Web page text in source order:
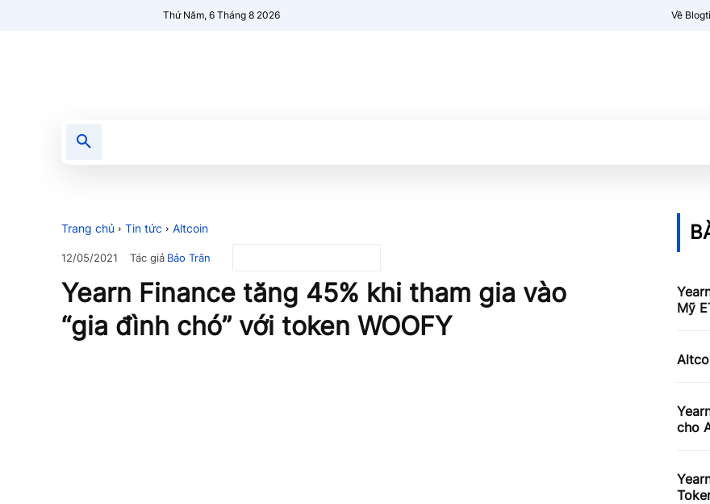
Thứ Năm, 6 Tháng 8 2026 Về
Trang chủ Tin tức Altcoin
12/05/2021 Tác giả Bảo Trân
Yearn Finance tăng 45% khi tham gia vào
“gia đình chó” với token WOOFY
Mỹ
cho